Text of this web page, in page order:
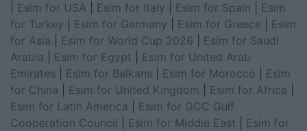
Esim for USA Esim for Italy Esim for Spain
Esim
for Turkey
Esim for Germany Esim for Greece
Esim
for Asia
Esim for World Cup 2026
Esim for Saudi
Arabia
Esim for Egypt
Esim for United Arab
Emirates
Esim for Balkans Esim for Morocco
Esim
for China
Esim for United Kingdom Esim for Africa
Esim for Latin America
Esim for GCC Gulf
Cooperation Council
Esim for Middle East
Esim for